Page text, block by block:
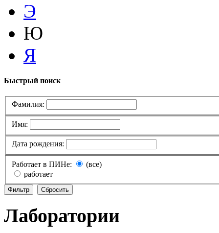
Э
Ю
Я
Быстрый поиск
Фамилия:
Имя:
Дата рождения:
Работает в ПИНе:
(все)
работает
Лаборатории